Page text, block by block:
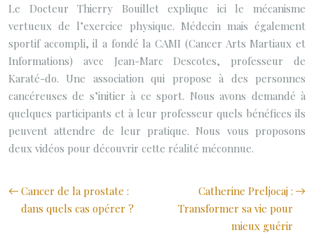
Le Docteur Thierry Bouillet explique ici le mécanisme
vertueux de l’exercice physique. Médecin mais également
sportif accompli, il a fondé la CAMI (Cancer Arts Martiaux et
Informations) avec Jean-Marc Descotes, professeur de
Karaté-do. Une association qui propose à des personnes
cancéreuses de s’initier à ce sport. Nous avons demandé à
quelques participants et à leur professeur quels bénéfices ils
peuvent attendre de leur pratique. Nous vous proposons
deux vidéos pour découvrir cette réalité méconnue.
Cancer de la prostate :
dans quels cas opérer ?
Catherine Preljocaj :
Transformer sa vie pour
mieux guérir